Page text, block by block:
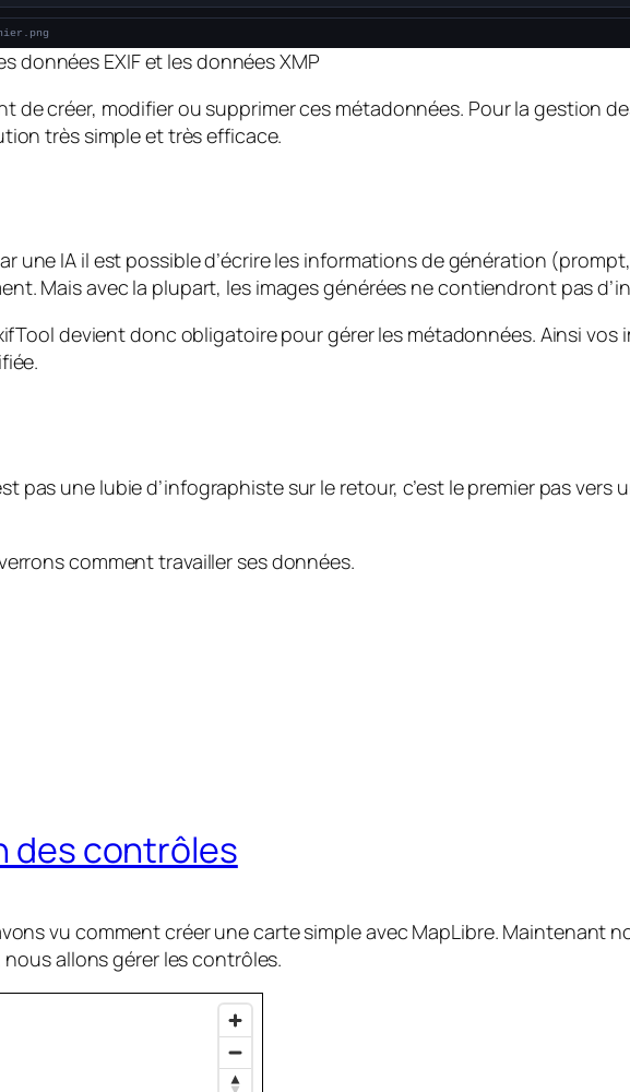
données EXIF et les données XMP
de créer, modifier ou supprimer ces métadonnées. Pour la gestion
très simple et très efficace.
une IA il est possible d’écrire les informations de génération
Mais avec la plupart, les images générées ne contiendront pas
devient donc obligatoire pour gérer les métadonnées. Ainsi
pas une lubie d’infographiste sur le retour, c’est le premier pas
comment travailler ses données.
des contrôles
vu comment créer une carte simple avec MapLibre. Maintenant
allons gérer les contrôles.